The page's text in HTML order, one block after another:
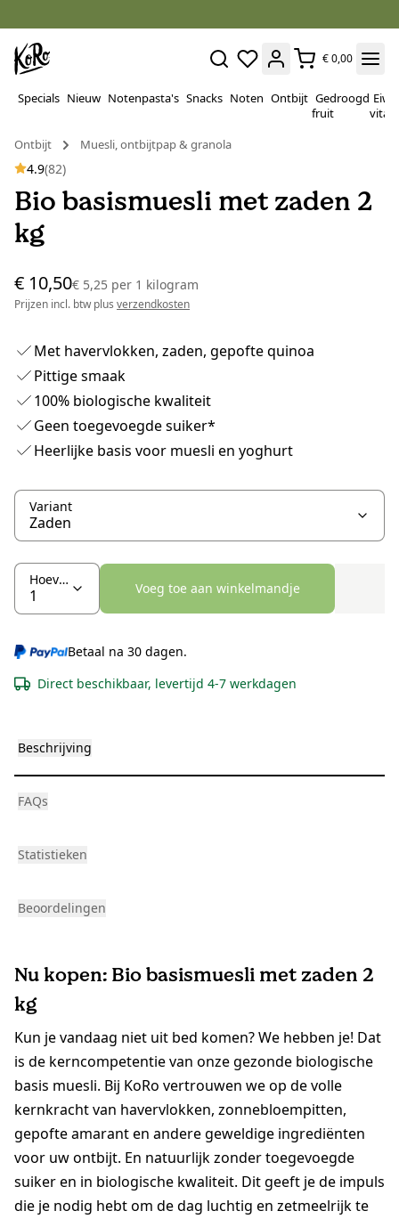
€ 0,00
Specials Nieuw Notenpasta's Snacks Noten Ontbijt Gedroogd
fruit
Ontbijt
Muesli, ontbijtpap & granola
4.9(82)
Bio basismuesli met zaden 2
kg
€ 10,50€ 5,25 per 1 kilogram
Prijzen incl. btw plus verzendkosten
Met havervlokken, zaden, gepofte quinoa
Pittige smaak
100% biologische kwaliteit
Geen toegevoegde suiker*
Heerlijke basis voor muesli en yoghurt
Variant
Hoeveelheid
Voeg toe aan winkelmandje
Betaal na 30 dagen.
Direct beschikbaar, levertijd 4-7 werkdagen
Beschrijving
FAQs
Statistieken
Beoordelingen
Nu kopen: Bio basismuesli met zaden 2
kg
Kun je vandaag niet uit bed komen? We hebben je! Dat
is de kerncompetentie van onze gezonde biologische
basis muesli. Bij KoRo vertrouwen we op de volle
kernkracht van havervlokken, zonnebloempitten,
gepofte amarant en andere geweldige ingrediënten
voor uw ontbijt. En natuurlijk zonder toegevoegde
suiker en in biologische kwaliteit. Dit geeft je de impuls
die je nodig hebt om de dag luchtig en zetmeelrijk te